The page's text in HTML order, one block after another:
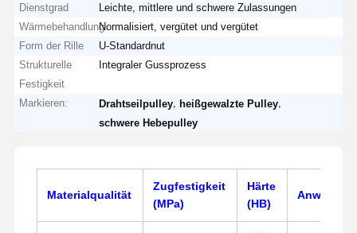
Dienstgrad
Leichte, mittlere und schwere Zulassungen
WärmebehandlungNormalisiert, vergütet und vergütet
Form der Rille
U-Standardnut
Strukturelle
Festigkeit
Integraler Gussprozess
Markieren: Drahtseilpulley heißgewalzte Pulley
schwere Hebepulley
Materialqualität
Zugfestigkeit
(MPa)
Härte
(HB)